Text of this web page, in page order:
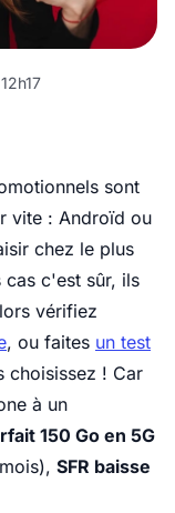
sont
vite : Androïd ou
chez le plus
cas c'est sûr, ils
vérifiez
, ou faites un test
choisissez ! Car
à un
150 Go en 5G
SFR baisse